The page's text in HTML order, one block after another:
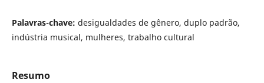
Palavras-chave: desigualdades de gênero, duplo padrão,
indústria musical, mulheres, trabalho cultural
Resumo